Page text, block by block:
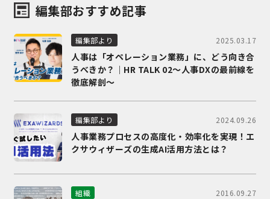
編集部おすすめ記事
編集部より 2025.03.17
人事は「オペレーション業務」に、どう向き合
うべきか？｜HR TALK 02～人事DXの最前線を
徹底解剖～
編集部より 2024.09.26
人事業務プロセスの高度化・効率化を実現！エ
クサウィザーズの生成AI活用方法とは？
組織 2016.09.27